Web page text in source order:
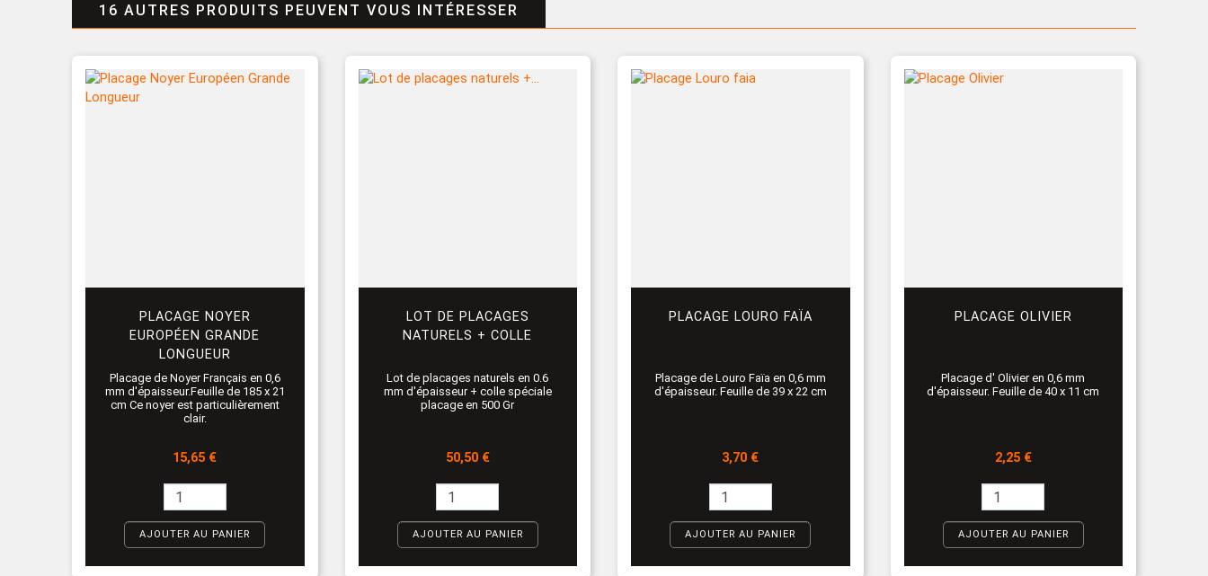
16 AUTRES PRODUITS PEUVENT VOUS INTÉRESSER
PLACAGE NOYER
EUROPÉEN GRANDE
LONGUEUR
Placage de Noyer Français en 0,6
mm d'épaisseur.Feuille de 185 x 21
cm Ce noyer est particulièrement
clair.
Prix
15,65 €
AJOUTER AU PANIER
LOT DE PLACAGES
NATURELS + COLLE
Lot de placages naturels en 0.6
mm d'épaisseur + colle spéciale
placage en 500 Gr
Prix
50,50 €
AJOUTER AU PANIER
PLACAGE LOURO FAÏA
Placage de Louro Faïa en 0,6 mm
d'épaisseur. Feuille de 39 x 22 cm
Prix
3,70 €
AJOUTER AU PANIER
PLACAGE OLIVIER
Placage d' Olivier en 0,6 mm
d'épaisseur. Feuille de 40 x 11 cm
Prix
2,25 €
AJOUTER AU PANIER